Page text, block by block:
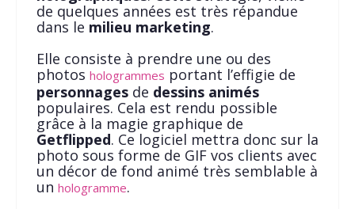
de quelques années est très répandue
dans le milieu marketing.
Elle consiste à prendre une ou des
photos hologrammes portant l’effigie de
personnages de dessins animés
populaires. Cela est rendu possible
grâce à la magie graphique de
Getflipped. Ce logiciel mettra donc sur la
photo sous forme de GIF vos clients avec
un décor de fond animé très semblable à
un hologramme.